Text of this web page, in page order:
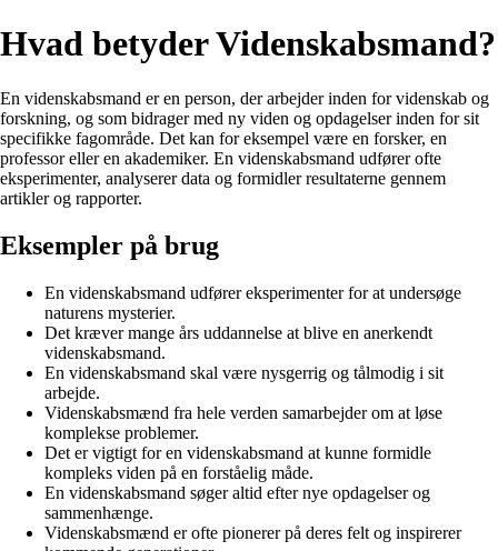
Hvad betyder Videnskabsmand?
En videnskabsmand er en person, der arbejder inden for videnskab og
forskning, og som bidrager med ny viden og opdagelser inden for sit
specifikke fagområde. Det kan for eksempel være en forsker, en
professor eller en akademiker. En videnskabsmand udfører ofte
eksperimenter, analyserer data og formidler resultaterne gennem
artikler og rapporter.
Eksempler på brug
En videnskabsmand udfører eksperimenter for at undersøge
naturens mysterier.
Det kræver mange års uddannelse at blive en anerkendt
videnskabsmand.
En videnskabsmand skal være nysgerrig og tålmodig i sit
arbejde.
Videnskabsmænd fra hele verden samarbejder om at løse
komplekse problemer.
Det er vigtigt for en videnskabsmand at kunne formidle
kompleks viden på en forståelig måde.
En videnskabsmand søger altid efter nye opdagelser og
sammenhænge.
Videnskabsmænd er ofte pionerer på deres felt og inspirerer